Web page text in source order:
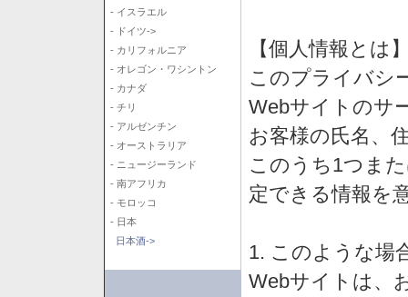
- イスラエル
- ドイツ->
- カリフォルニア
- オレゴン・ワシントン
- カナダ
- チリ
- アルゼンチン
- オーストラリア
- ニュージーランド
- 南アフリカ
- モロッコ
- 日本
日本酒->
【個人情報とは
このプライバシ
Webサイトのサ
お客様の氏名、
このうち1つま
定できる情報を
1. このような場
Webサイトは、